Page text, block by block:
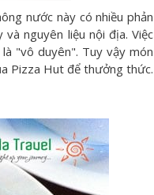
nước này có nhiều phản
nguyên liệu nội địa. Việc
"vô duyên". Tuy vậy món
Pizza Hut để thưởng thức.